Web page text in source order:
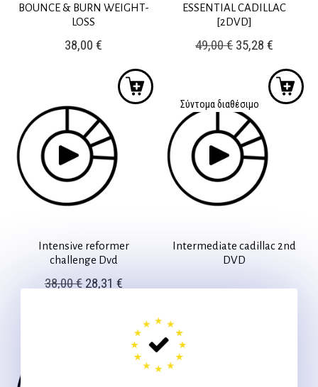
BOUNCE & BURN WEIGHT-
LOSS
38,00€
ESSENTIAL CADILLAC
[2DVD]
49,00€ Original
49,00 €.
35,28€
τιμή
είναι:
Intensive reformer
challenge Dvd
38,00€ Original
28,31 €Η
τιμή
είναι:
28,31 €.
Σύντομα διαθέσιμο
Intermediate cadillac 2nd
DVD